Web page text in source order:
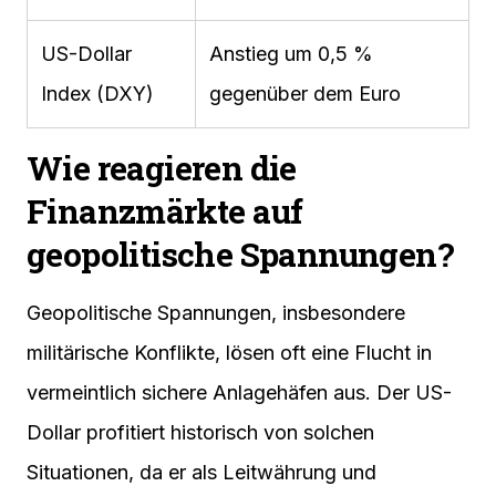
US-Dollar
Index (DXY)
Anstieg um 0,5 %
gegenüber dem Euro
Wie reagieren die
Finanzmärkte auf
geopolitische Spannungen?
Geopolitische Spannungen, insbesondere
militärische Konflikte, lösen oft eine Flucht in
vermeintlich sichere Anlagehäfen aus. Der US-
Dollar profitiert historisch von solchen
Situationen, da er als Leitwährung und